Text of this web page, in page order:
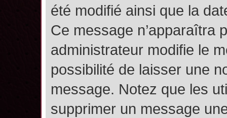
été modifié ainsi que la
Ce message n’apparaîtra
administrateur modifie le
possibilité de laisser une
message. Notez que les
supprimer un message